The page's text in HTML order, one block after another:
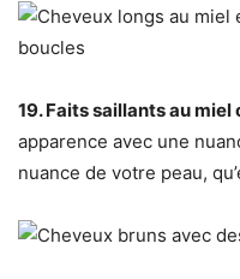
19. Faits saillants au miel
apparence avec une
nuance de votre peau,